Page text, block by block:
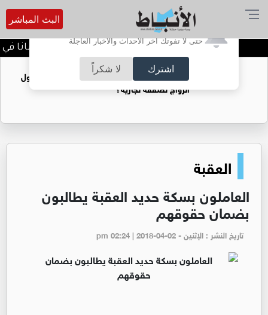
أترغب في تفعيل الإشعارات؟
حتى لا تفوتك آخر الأحداث والأخبار العاجلة
اشترك لا شكراً
البث المباشر
الأردن يدين تفجير حافلة بجرمانا في
فتيات يستغللنه لتحقيق مكاسب مادية.. هل تحول
الزواج لصفقة تجارية؟
العقبة
العاملون بسكة حديد العقبة يطالبون
بضمان حقوقهم
تاريخ النشر : الإثنين - pm 02:24 | 2018-04-02